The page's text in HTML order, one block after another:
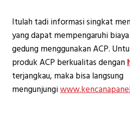
Itulah tadi informasi singkat
yang dapat mempengaruhi
gedung menggunakan ACP.
produk ACP berkualitas dengan
terjangkau, maka bisa langsung
mengunjungi